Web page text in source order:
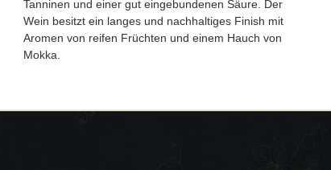
Tanninen und einer gut eingebundenen Säure. Der
Wein besitzt ein langes und nachhaltiges Finish mit
Aromen von reifen Früchten und einem Hauch von
Mokka.